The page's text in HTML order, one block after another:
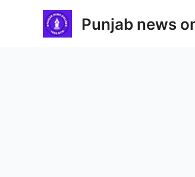
Punjab news